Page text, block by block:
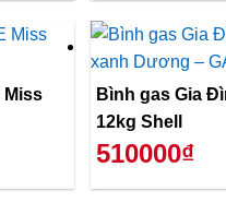
Bình gas Gia
12kg Shell
510000₫